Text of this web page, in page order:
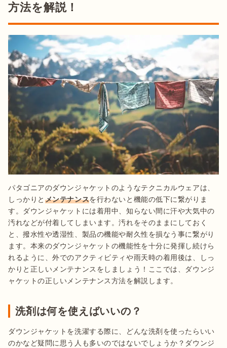
方法を解説！
パタゴニアのダウンジャケットのようなテクニカルウェアは、
しっかりと メンテナンスを行わないと機能の低下に繋がりま
す。ダウンジャケットには着用中、知らない間に汗や大気中の
汚れなどが付着してしまいます。汚れをそのままにしておく
と、撥水性や透湿性、製品の機能や耐久性を損なう事に繋がり
ます。本来のダウンジャケットの機能性を十分に発揮し続けら
れるように、外でのアクティビティや雨天時の着用後は、しっ
かりと正しいメンテナンスをしましょう！ここでは、ダウンジ
ャケットの正しいメンテナンス方法を解説します。
洗剤は何を使えばいいの？
ダウンジャケットを洗濯する際に、どんな洗剤を使ったらいい
のかなど疑問に思う人も多いのではないでしょうか？ダウンジ